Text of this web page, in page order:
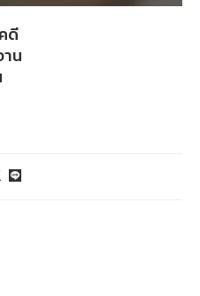
ดี
น